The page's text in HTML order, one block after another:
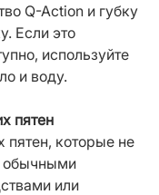
Q-Action и губку
Если это
используйте
и воду.
пятен
пятен, которые не
обычными
или